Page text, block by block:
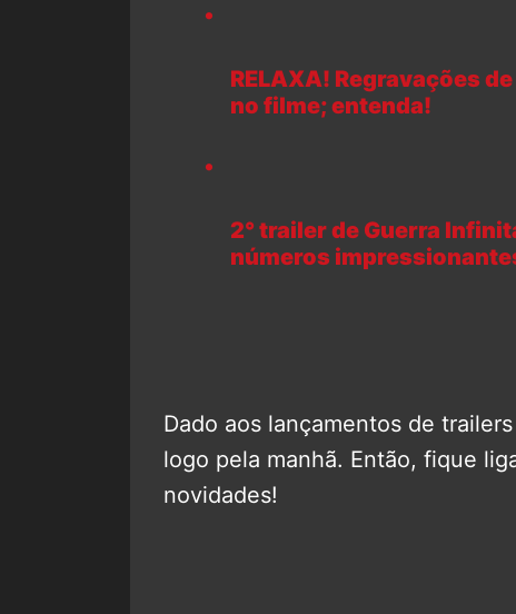
RELAXA! Regravações
no filme; entenda!
2° trailer de Guerra
números
Dado aos lançamentos de
logo pela manhã. Então, fique
novidades!